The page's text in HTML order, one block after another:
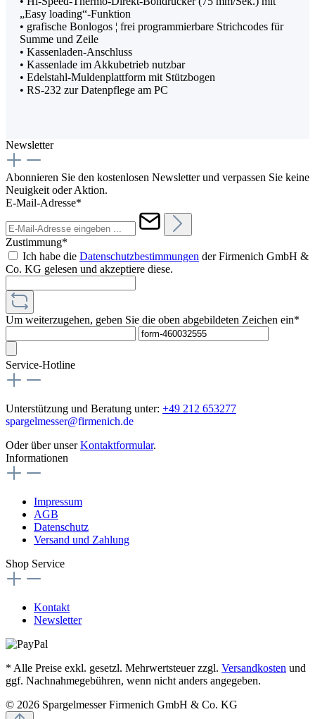
„Easy loading“-Funktion
• grafische Bonlogos ¦ frei programmierbare Strichcodes für
Summe und Zeile
• Kassenladen-Anschluss
• Kassenlade im Akkubetrieb nutzbar
• Edelstahl-Muldenplattform mit Stützbogen
• RS-232 zur Datenpflege am PC
Newsletter
Abonnieren Sie den kostenlosen Newsletter und verpassen Sie keine
Neuigkeit oder Aktion.
E-Mail-Adresse*
Zustimmung*
Ich habe die Datenschutzbestimmungen der Firmenich GmbH &
Co. KG gelesen und akzeptiere diese.
Um weiterzugehen, geben Sie die oben abgebildeten Zeichen ein*
Service-Hotline
Unterstützung und Beratung unter: +49 212 653277
spargelmesser@firmenich.de
Oder über unserKontaktformular.
Informationen
Impressum
AGB
Datenschutz
Versand und Zahlung
Shop Service
Kontakt
Newsletter
* Alle Preise exkl. gesetzl. Mehrwertsteuer zzgl. Versandkosten und
ggf. Nachnahmegebühren, wenn nicht anders angegeben.
© 2026 Spargelmesser Firmenich GmbH & Co. KG